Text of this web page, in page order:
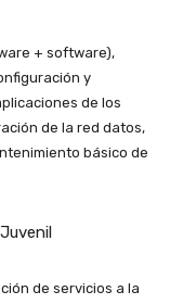
+ software),
y
de los
de la red datos,
básico de
de servicios a la